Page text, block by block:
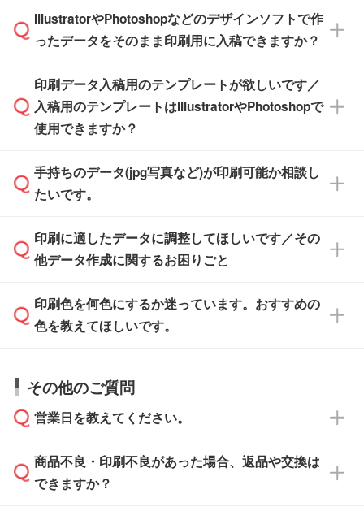
品が決まりましたらお早めのご発注をお願いい
たします。
※土日祝日を除く営業日換算です。
※沖縄・離島は追加日数がかかります。
※化粧箱から白箱への入れ替えや、オリジナル
箱の作成は原則承っておりません。
無料の「デザインシミュレーター」を使えば、
PCやスマホから簡単にデザインを作成できま
ザインソフトがなくても安心です。
また、「データ作成サービス
せいただければ、弊社にて無料でデザインデー
タを1点作成いたします。
IllustratorやPhotoshopなどのデザインソフトで作
ったデータをそのまま印刷用に入稿できますか？
IllustratorやPhotoshop、CLIP STUDIOなどのデ
ザインソフトでこだわりのデザインを作成した
い方は、完全データ入稿
積・ご注文フォームにアップロードしてご入稿
ください。
ご入稿後は経験豊富なスタッフがデータに不備
がないかチェックし、お客様と確認してから印
刷に進みますので、ご安心ください。
印刷データ入稿用のテンプレートが欲しいです／
入稿用のテンプレートはIllustratorやPhotoshopで
使用できますか？
一部商品は入稿用テンプレートのご用意があり
ます。各商品ページの『印刷方法・テンプレー
入稿用のテンプレートはPDF形式ですが、
IllustratorやPhotoshopで開いてご利用いただけ
方」をご確認ください。
手持ちのデータ(jpg写真など)が印刷可能か相談し
たいです。
印刷に適したデータ・解像度かどうか、担当ス
タッフが事前に確認いたします。
ムへ添付いただくか、担当スタッフ宛にメール
でお送りください。
い合わせください。
なお、印刷用データの作り方に関する詳細は、
印刷に適したデータに調整してほしいです／その
他データ作成に関するお困りごと
データ作成でお困りの際には、担当スタッフが
サポートいたしますのでお気軽にご相談くださ
から添付してお送りください。
・解像度の低いデータをトレース/調整してほ
しい
解像度の低い画像や、手書きのイラスト、写真
などを、印刷に適したベクターデータに変換し
印刷色を何色にするか迷っています。おすすめの
色を教えてほしいです。
相談いただきますと、担当スタッフがお客様の
ご希望や商品の本体色を確認し、印刷色をご提
本体色がブラック、ネイビーなど濃色の場合は
白色か淡い色の印刷色をおすすめしておりま
す。
その他のご質問
営業日を教えてください。
営業日は平日の10:00～18:00で、土日祝日はお
休みとなります。注文・見積・お問い合わせ
商品不良・印刷不良があった場合、返品や交換は
できますか？